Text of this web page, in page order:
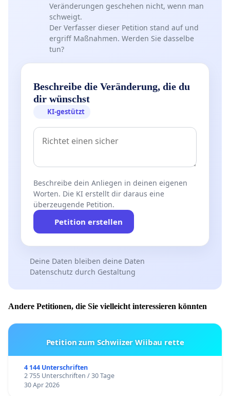
Veränderungen geschehen nicht, wenn man
schweigt.
Der Verfasser dieser Petition stand auf und
ergriff Maßnahmen. Werden Sie dasselbe
tun?
Beschreibe die Veränderung, die du
dir wünschst
KI-gestützt
Beschreibe dein Anliegen in deinen eigenen
Worten. Die KI erstellt dir daraus eine
überzeugende Petition.
Petition erstellen
Deine Daten bleiben deine Daten
Datenschutz durch Gestaltung
Andere Petitionen, die Sie vielleicht interessieren könnten
Petition zum Schwiizer Wiibau rette
4 144 Unterschriften
2 755 Unterschriften / 30 Tage
30 Apr 2026